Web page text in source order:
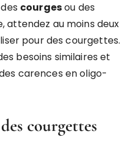
courgesou des
attendez au moins deux
pour des courgettes.
besoins similaires et
carences en oligo-
courgettes